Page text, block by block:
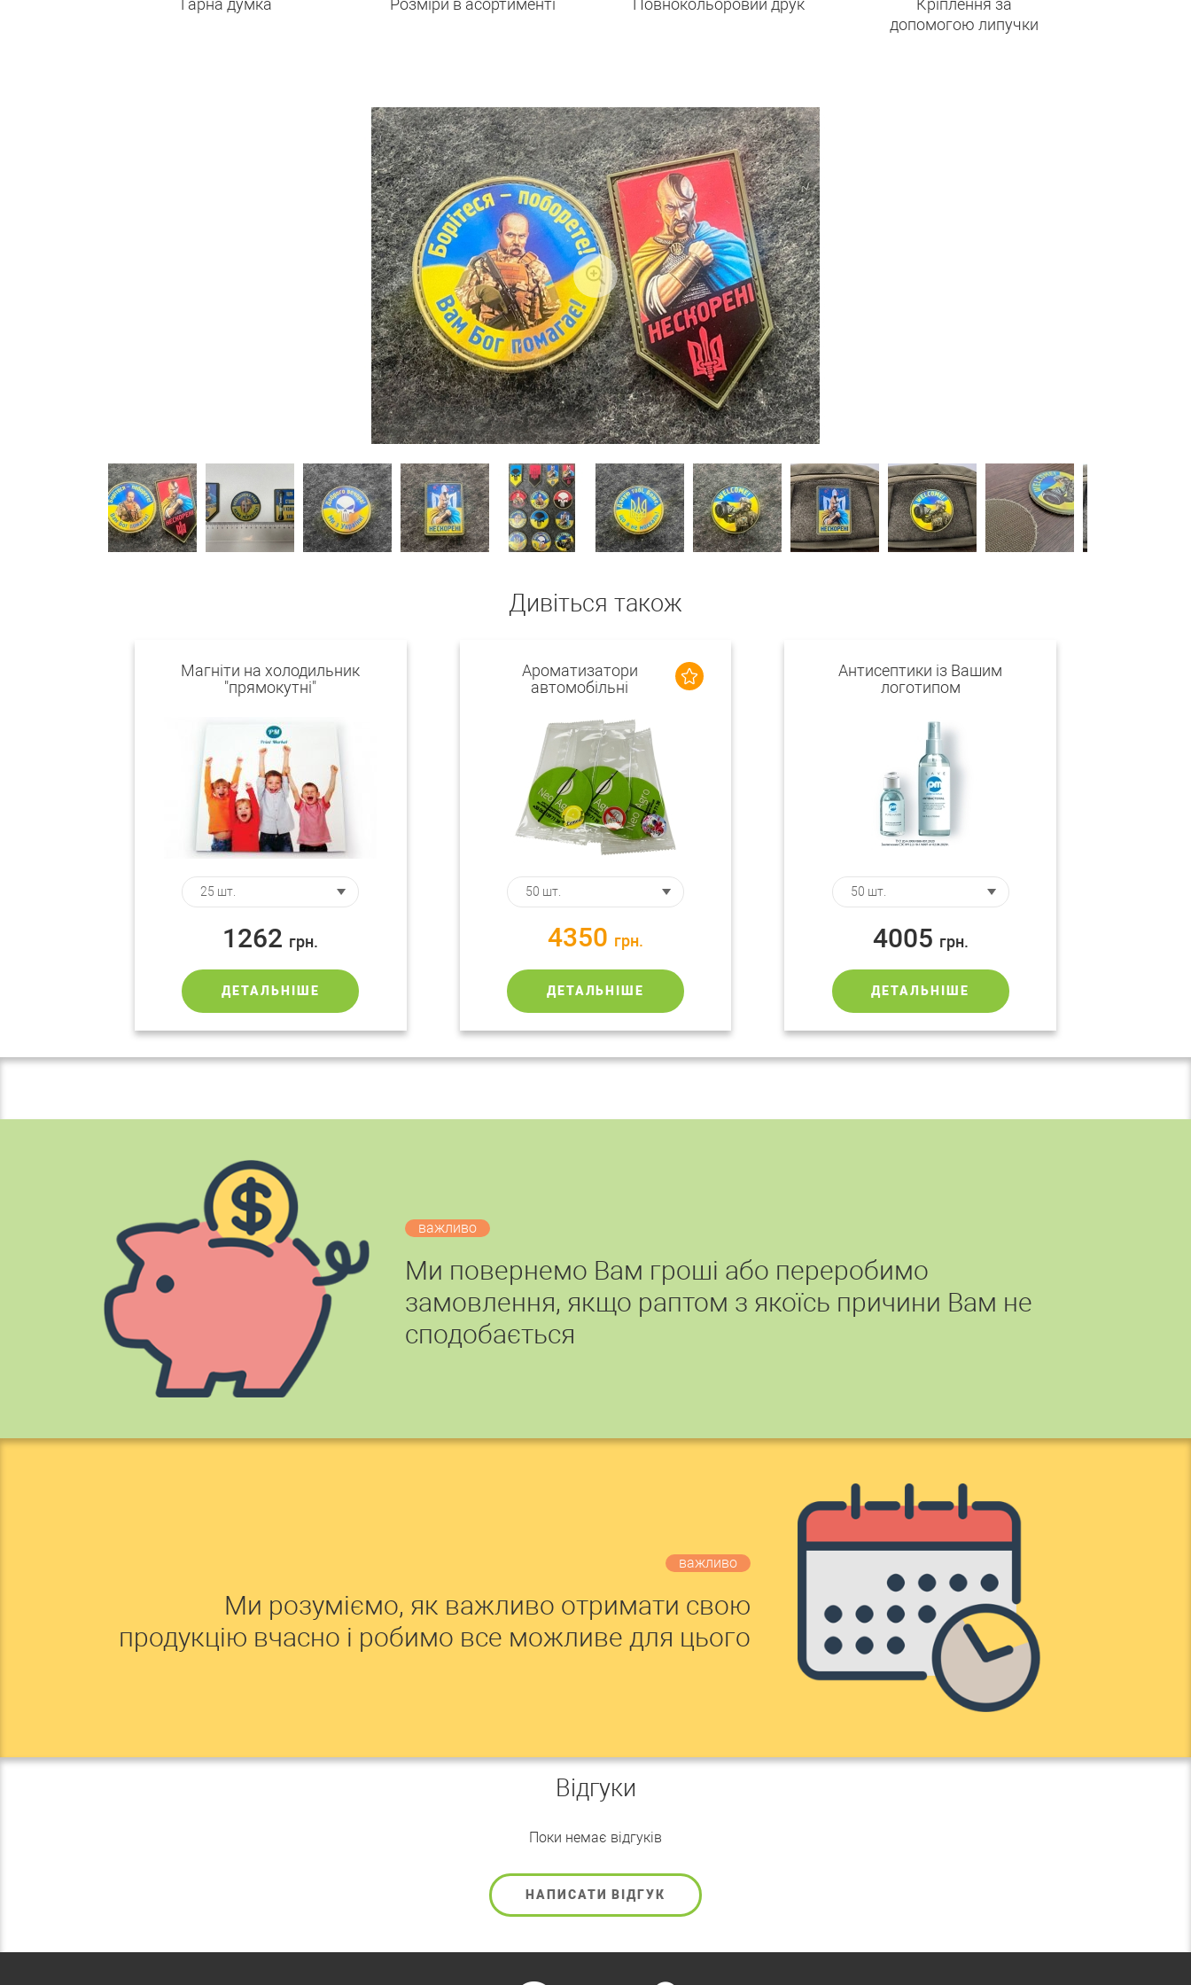
Гарна думка Розміри в асортименті Повнокольоровий друк
Кріплення за
допомогою липучки
Дивіться також
Магніти на холодильник
"прямокутні"
1262 грн.
ДЕТАЛЬНІШЕ
Ароматизатори
автомобільні
4350 грн.
ДЕТАЛЬНІШЕ
Антисептики із Вашим
логотипом
4005 грн.
ДЕТАЛЬНІШЕ
важливо
Ми повернемо Вам гроші або переробимо
замовлення, якщо раптом з якоїсь причини Вам не
сподобається
важливо
Ми розуміємо, як важливо отримати свою
продукцію вчасно і робимо все можливе для цього
Відгуки
Поки немає відгуків
НАПИСАТИ ВІДГУК